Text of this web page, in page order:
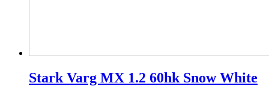
Stark Varg MX 1.2 60hk Snow White